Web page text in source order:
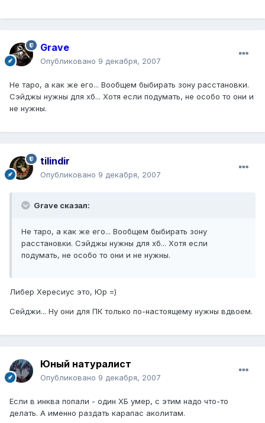
Grave
Опубликовано 9 декабря, 2007
Не таро, а как же его... Вообщем быбирать зону расстановки.
Сэйджы нужны для хб... Хотя если подумать, не особо то они и
не нужны.
tilindir
Опубликовано 9 декабря, 2007
Grave сказал:
Не таро, а как же его... Вообщем быбирать зону
расстановки. Сэйджы нужны для хб... Хотя если
подумать, не особо то они и не нужны.
Либер Хересиус это, Юр =)
Сейджи... Ну они для ПК только по-настоящему нужны вдвоем.
Юный натуралист
Опубликовано 9 декабря, 2007
Если в инква попали - один ХБ умер, с этим надо что-то
делать. А именно раздать карапас аколитам.